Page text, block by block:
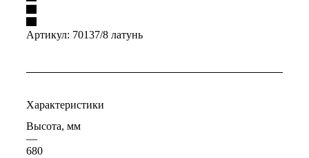
Артикул: 70137/8 латунь
Характеристики
Высота, мм
—
680